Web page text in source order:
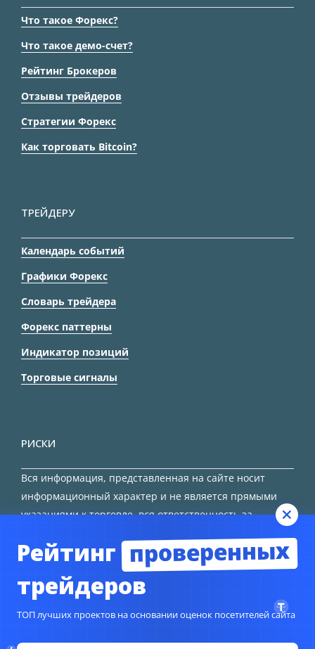
Что такое Форекс?
Что такое демо-счет?
Рейтинг Брокеров
Отзывы трейдеров
Стратегии Форекс
Как торговать Bitcoin?
ТРЕЙДЕРУ
Календарь событий
Графики Форекс
Словарь трейдера
Форекс паттерны
Индикатор позиций
Торговые сигналы
РИСКИ
Вся информация, представленная на сайте носит
информационный характер и не является прямыми
указаниями к торговле, вся ответственность за
Рейтинг проверенных
трейдеров
ТОП лучших проектов на основании оценок посетителей сайта